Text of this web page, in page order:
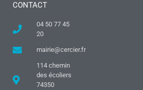
CONTACT
04 50 77 45
20
mairie@cercier.fr
114 chemin
des écoliers
74350